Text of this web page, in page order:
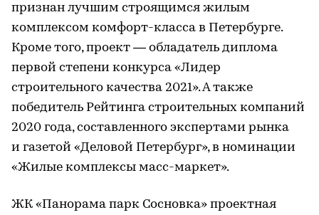
признан лучшим строящимся жилым
комплексом комфорт-класса в Петербурге.
Кроме того, проект — обладатель диплома
первой степени конкурса «Лидер
строительного качества 2021». А также
победитель Рейтинга строительных компаний
2020 года, составленного экспертами рынка
и газетой «Деловой Петербург», в номинации
«Жилые комплексы масс-маркет».
ЖК «Панорама парк Сосновка» проектная